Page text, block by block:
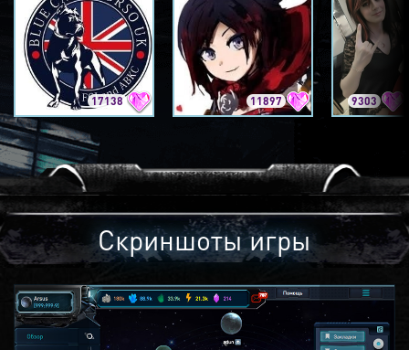
17138 11897 9303
Скриншоты игры